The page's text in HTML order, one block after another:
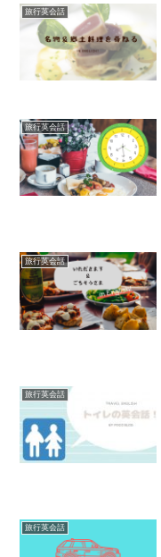
旅行英会話
旅行英会話
旅行英会話
旅行英会話
旅行英会話